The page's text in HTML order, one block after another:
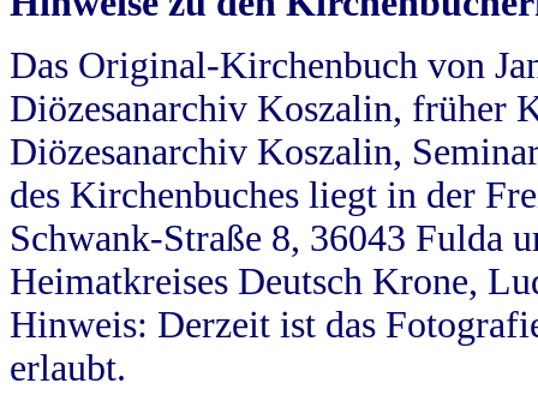
Das Original-Kirchenbuch von
Diözesanarchiv Koszalin, früher
Diözesanarchiv Koszalin,
des Kirchenbuches liegt in der
Schwank-Straße 8, 36043 Fulda
Heimatkreises Deutsch Krone,
Hinweis: Derzeit ist das
erlaubt.